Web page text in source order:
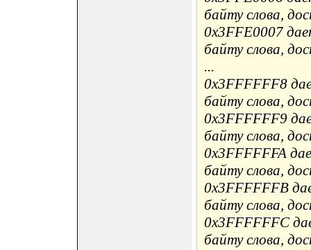
байту слова,
0x3FFE0007
байту слова,
...
0x3FFFFFF8
байту слова,
0x3FFFFFF9
байту слова,
0x3FFFFFFA
байту слова,
0x3FFFFFFB
байту слова,
0x3FFFFFFC
байту слова,